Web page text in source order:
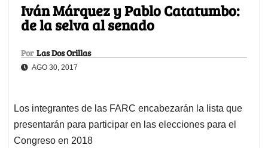
Iván Márquez y Pablo Catatumbo:
de la selva al senado
Por Las Dos Orillas
AGO 30, 2017
Los integrantes de las FARC encabezarán la lista que
presentarán para participar en las elecciones para el
Congreso en 2018